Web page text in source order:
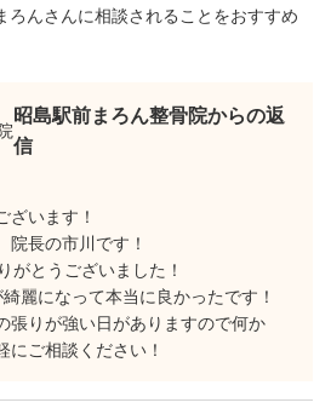
ろんさんに相談されることをおすすめ
昭島駅前まろん整骨院からの返
信
ざいます！
院長の市川です！
がとうございました！
麗になって本当に良かったです！
張りが強い日がありますので何か
にご相談ください！